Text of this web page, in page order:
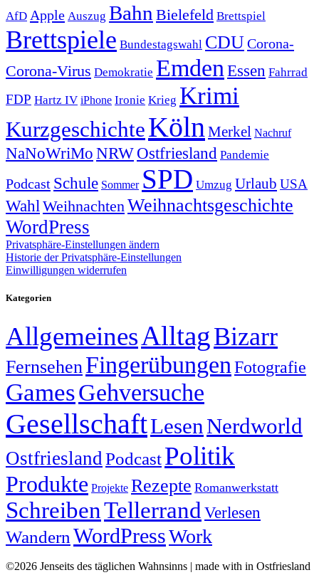
AfD Apple Auszug Bahn Bielefeld Brettspiel
Brettspiele Bundestagswahl CDUCorona-
Corona-Virus Demokratie Emden Essen Fahrrad
FDP Hartz IV iPhone Ironie Krieg Krimi
KurzgeschichteKöln Merkel Nachruf
NaNoWriMo NRWOstfriesland Pandemie
Podcast Schule Sommer SPD Umzug Urlaub USA
Wahl Weihnachten Weihnachtsgeschichte
WordPress
Privatsphäre-Einstellungen ändern
Historie der Privatsphäre-Einstellungen
Einwilligungen widerrufen
Kategorien
AllgemeinesAlltagBizarr
FernsehenFingerübungen Fotografie
GamesGehversuche
GesellschaftLesenNerdworld
OstfrieslandPodcastPolitik
Produkte Projekte Rezepte Romanwerkstatt
SchreibenTellerrand Verlesen
Wandern WordPressWork
©2026 Jenseits des täglichen Wahnsinns | made with in Ostfriesland